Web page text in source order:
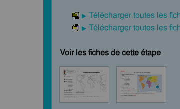
Télécharger toutes les
Télécharger toutes les
Voir les fiches de cette étape